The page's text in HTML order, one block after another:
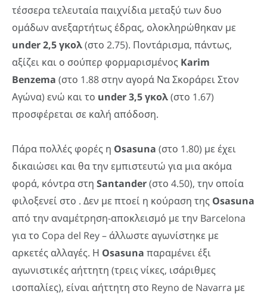
τέσσερα τελευταία παιχνίδια μεταξύ των δυο
ομάδων ανεξαρτήτως έδρας, ολοκληρώθηκαν με
under 2,5 γκολ(στο 2.75). Ποντάρισμα, πάντως,
αξίζει και ο σούπερ φορμαρισμένος Karim
Benzema (στο 1.88 στην αγορά Να Σκοράρει Στον
Αγώνα) ενώ και το under 3,5 γκολ(στο 1.67)
προσφέρεται σε καλή απόδοση.
Πάρα πολλές φορές η Osasuna (στο 1.80) με έχει
δικαιώσει και θα την εμπιστευτώ για μια ακόμα
φορά, κόντρα στη Santander(στο 4.50), την οποία
φιλοξενεί στο . Δεν με πτοεί η κούραση της Osasuna
από την αναμέτρηση-αποκλεισμό με την Barcelona
για το Copa del Rey – άλλωστε αγωνίστηκε με
αρκετές αλλαγές. Η Osasuna παραμένει έξι
αγωνιστικές αήττητη (τρεις νίκες, ισάριθμες
ισοπαλίες), είναι αήττητη στο Reyno de Navarra με